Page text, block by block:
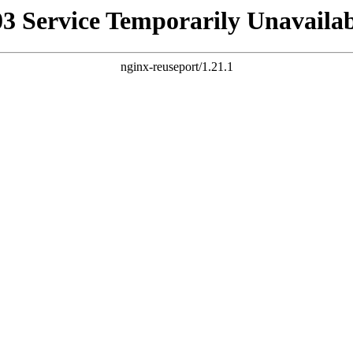
Service Temporarily
nginx-reuseport/1.21.1